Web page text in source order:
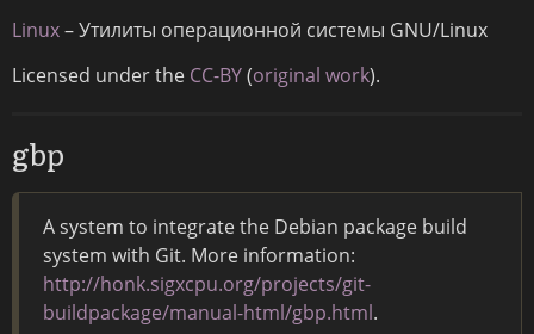
Linux– Утилиты операционной системы GNU/Linux
Licensed under the CC-BY(original work).
gbp
A system to integrate the Debian package build
system with Git. More information:
http://honk.sigxcpu.org/projects/git-
buildpackage/manual-html/gbp.html.